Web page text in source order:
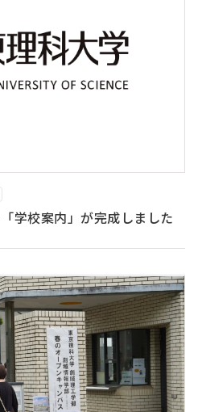
学校案内」が完成しました